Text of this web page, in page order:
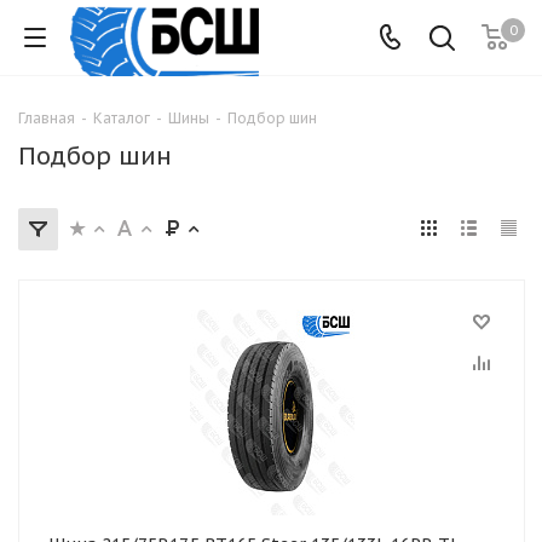
0
Главная - Каталог - Шины - Подбор шин
Подбор шин